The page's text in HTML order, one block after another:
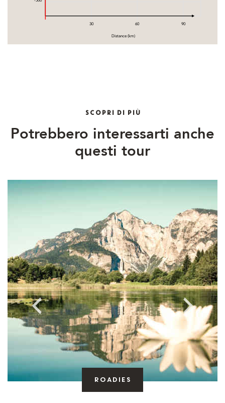
30 60 90
Distance (km)
SCOPRI DI PIÙ
Potrebbero interessarti anche
questi tour
Roadies